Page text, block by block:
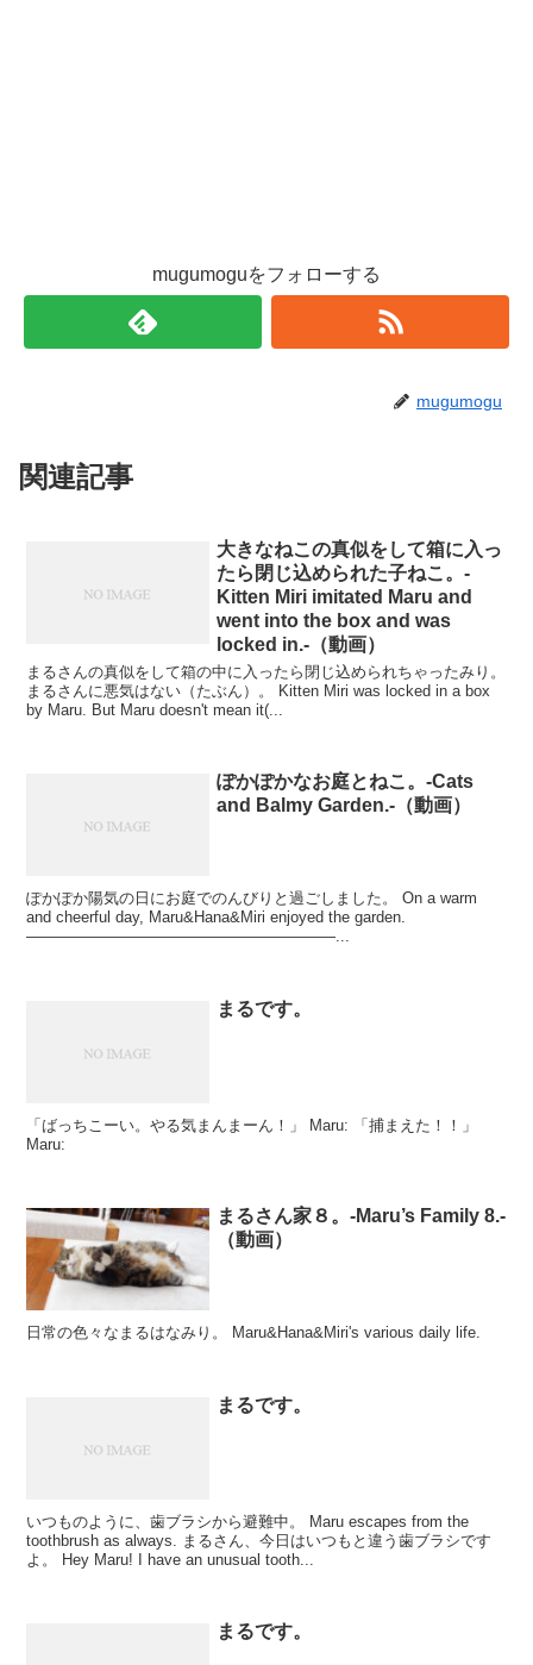
mugumoguをフォローする
mugumogu
関連記事
大きなねこの真似をして箱に入っ
たら閉じ込められた子ねこ。-
Kitten Miri imitated Maru and
went into the box and was
locked in.-（動画）
まるさんの真似をして箱の中に入ったら閉じ込められちゃったみり。
まるさんに悪気はない（たぶん）。 Kitten Miri was locked in a box
by Maru. But Maru doesn't mean it(...
ぽかぽかなお庭とねこ。-Cats
and Balmy Garden.-（動画）
ぽかぽか陽気の日にお庭でのんびりと過ごしました。 On a warm
and cheerful day, Maru&Hana&Miri enjoyed the garden.
————————————————————...
まるです。
「ばっちこーい。やる気まんまーん！」 Maru: 「捕まえた！！」
Maru:
まるさん家８。-Maru’s Family 8.-
（動画）
日常の色々なまるはなみり。 Maru&Hana&Miri's various daily life.
まるです。
いつものように、歯ブラシから避難中。 Maru escapes from the
toothbrush as always. まるさん、今日はいつもと違う歯ブラシです
よ。 Hey Maru! I have an unusual tooth...
まるです。